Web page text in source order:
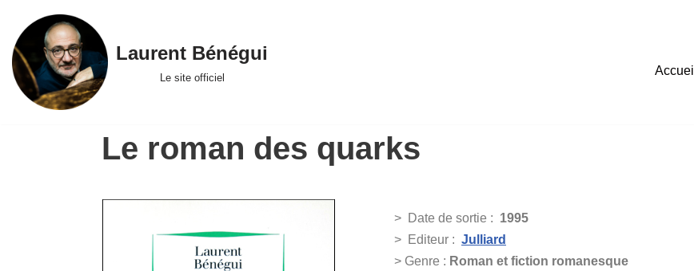
Skip
to
content
Laurent Bénégui
Le site officiel
Accueil
Le roman des quarks
>Date de sortie : 1995
>Editeur : Julliard
> Genre : Roman et fiction romanesque